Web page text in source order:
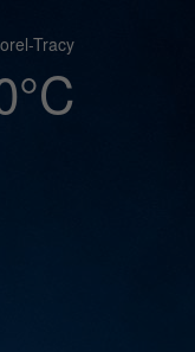
Tracy